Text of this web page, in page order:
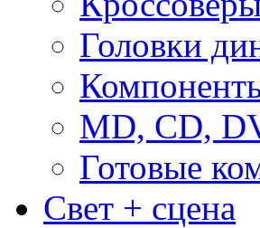
Головки
MD, CD,
Готовые
Свет + сцена